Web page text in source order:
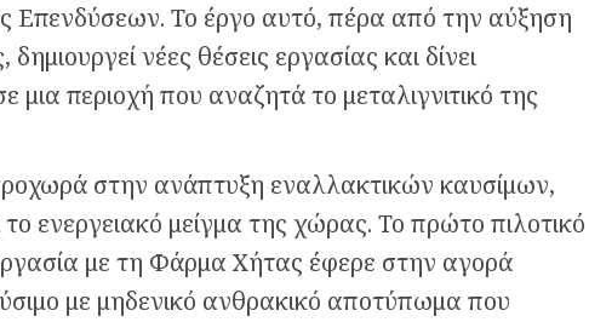
Επενδύσεων. Το έργο αυτό, πέρα από την αύξηση
νέες θέσεις εργασίας και δίνει
μια περιοχή που αναζητά το μεταλιγνιτικό της
στην ανάπτυξη εναλλακτικών καυσίμων,
το ενεργειακό μείγμα της χώρας. Το πρώτο πιλοτικό
με τη Φάρμα Χήτας έφερε στην αγορά
με μηδενικό ανθρακικό αποτύπωμα που